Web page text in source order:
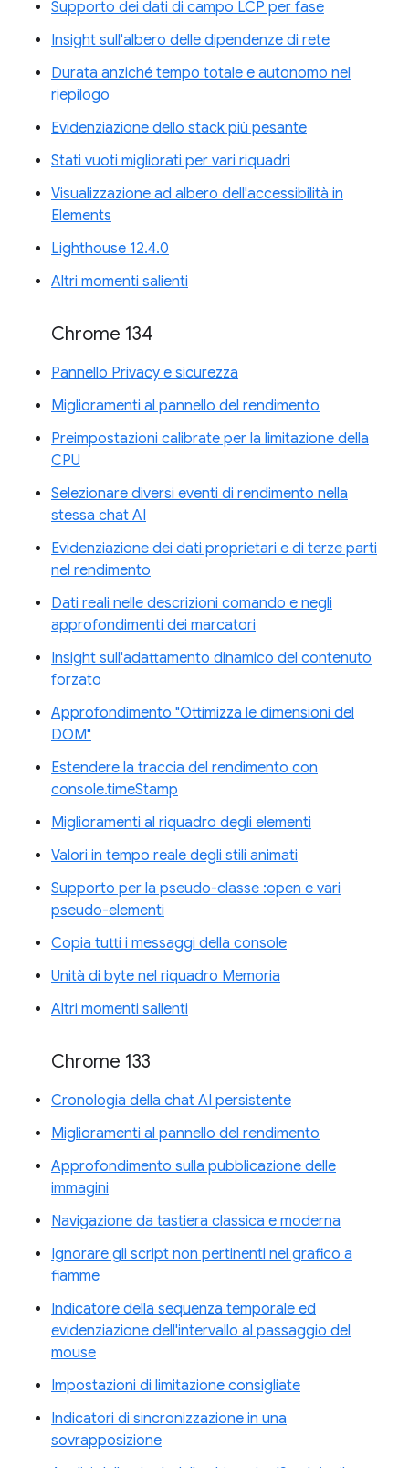
Supporto dei dati di campo LCP per fase
Insight sull'albero delle dipendenze di rete
Durata anziché tempo totale e autonomo nel
riepilogo
Evidenziazione dello stack più pesante
Stati vuoti migliorati per vari riquadri
Visualizzazione ad albero dell'accessibilità in
Elements
Lighthouse 12.4.0
Altri momenti salienti
Chrome 134
Pannello Privacy e sicurezza
Miglioramenti al pannello del rendimento
Preimpostazioni calibrate per la limitazione della
CPU
Selezionare diversi eventi di rendimento nella
stessa chat AI
Evidenziazione dei dati proprietari e di terze parti
nel rendimento
Dati reali nelle descrizioni comando e negli
approfondimenti dei marcatori
Insight sull'adattamento dinamico del contenuto
forzato
Approfondimento "Ottimizza le dimensioni del
DOM"
Estendere la traccia del rendimento con
console.timeStamp
Miglioramenti al riquadro degli elementi
Valori in tempo reale degli stili animati
Supporto per la pseudo-classe :open e vari
pseudo-elementi
Copia tutti i messaggi della console
Unità di byte nel riquadro Memoria
Altri momenti salienti
Chrome 133
Cronologia della chat AI persistente
Miglioramenti al pannello del rendimento
Approfondimento sulla pubblicazione delle
immagini
Navigazione da tastiera classica e moderna
Ignorare gli script non pertinenti nel grafico a
fiamme
Indicatore della sequenza temporale ed
evidenziazione dell'intervallo al passaggio del
mouse
Impostazioni di limitazione consigliate
Indicatori di sincronizzazione in una
sovrapposizione